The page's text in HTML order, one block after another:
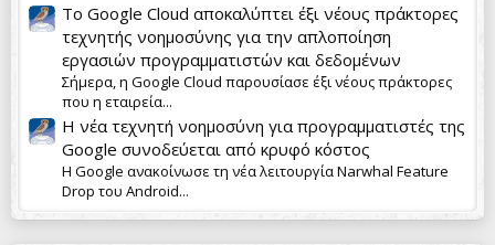
Το Google Cloud αποκαλύπτει έξι νέους πράκτορες
τεχνητής νοημοσύνης για την απλοποίηση
εργασιών προγραμματιστών και δεδομένων
Σήμερα, η Google Cloud παρουσίασε έξι νέους πράκτορες
που η εταιρεία...
Η νέα τεχνητή νοημοσύνη για προγραμματιστές της
Google συνοδεύεται από κρυφό κόστος
Η Google ανακοίνωσε τη νέα λειτουργία Narwhal Feature
Drop του Android...